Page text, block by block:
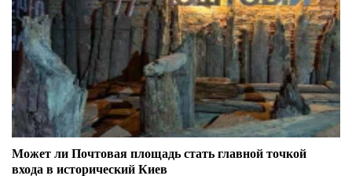
Может ли Почтовая площадь стать главной точкой
входа в исторический Киев